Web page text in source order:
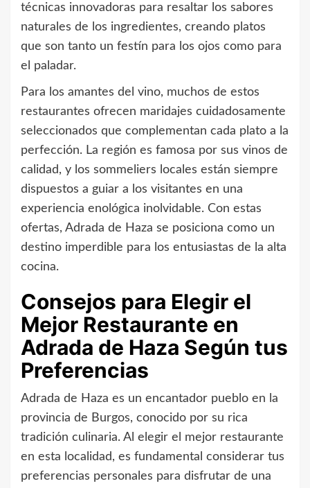
técnicas innovadoras para resaltar los sabores
naturales de los ingredientes, creando platos
que son tanto un festín para los ojos como para
el paladar.
Para los amantes del vino, muchos de estos
restaurantes ofrecen maridajes cuidadosamente
seleccionados que complementan cada plato a la
perfección. La región es famosa por sus vinos de
calidad, y los sommeliers locales están siempre
dispuestos a guiar a los visitantes en una
experiencia enológica inolvidable. Con estas
ofertas, Adrada de Haza se posiciona como un
destino imperdible para los entusiastas de la alta
cocina.
Consejos para Elegir el
Mejor Restaurante en
Adrada de Haza Según tus
Preferencias
Adrada de Haza es un encantador pueblo en la
provincia de Burgos, conocido por su rica
tradición culinaria. Al elegir el mejor restaurante
en esta localidad, es fundamental considerar tus
preferencias personales para disfrutar de una